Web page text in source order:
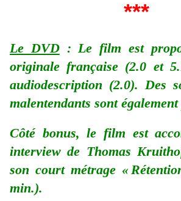
***
Le DVD: Le film est
originale française (2.0 et
audiodescription (2.0). Des
malentendants sont également
Côté bonus, le film est
interview de Thomas
son court métrage «
min.).